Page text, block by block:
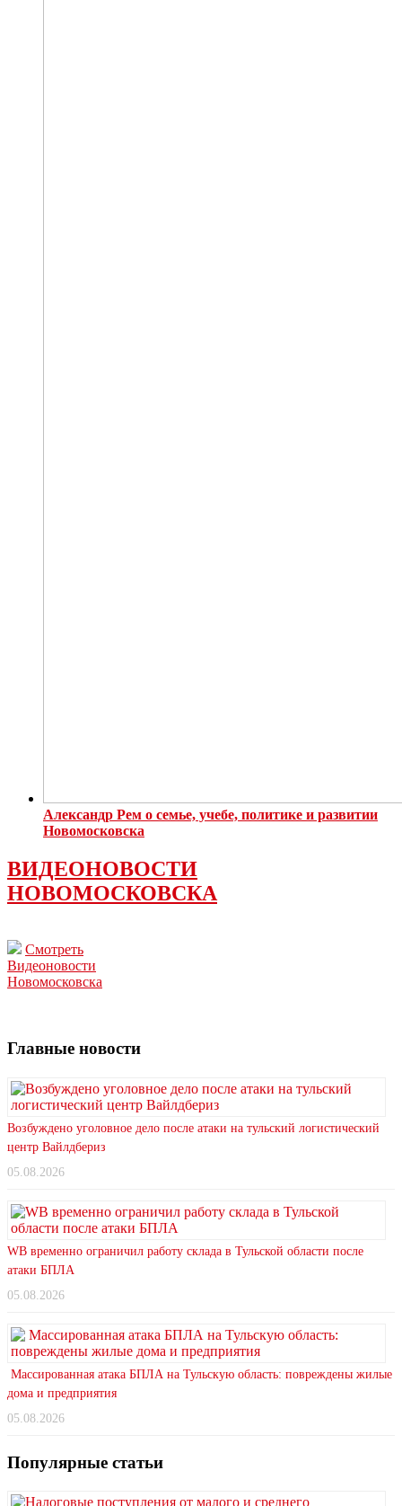
Александр Рем о семье, учебе, политике и развитии
Новомосковска
ВИДЕОНОВОСТИ
НОВОМОСКОВСКА
Смотреть
Видеоновости
Новомосковска
Главные новости
Возбуждено уголовное дело после атаки на тульский логистический
центр Вайлдбериз
05.08.2026
WB временно ограничил работу склада в Тульской области после
атаки БПЛА
05.08.2026
Массированная атака БПЛА на Тульскую область: повреждены жилые
дома и предприятия
05.08.2026
Популярные статьи